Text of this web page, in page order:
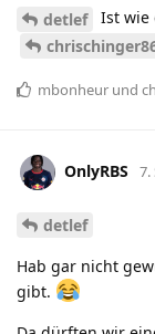
detlef
Ist wie
mbonheur und
OnlyRBS 7.
detlef
Hab gar nicht
gibt.